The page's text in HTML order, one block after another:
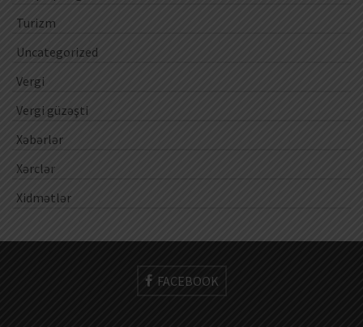
Turizm
Uncategorized
Vergi
Vergi güzəşti
Xəbərlər
Xərclər
Xidmətlər
FACEBOOK